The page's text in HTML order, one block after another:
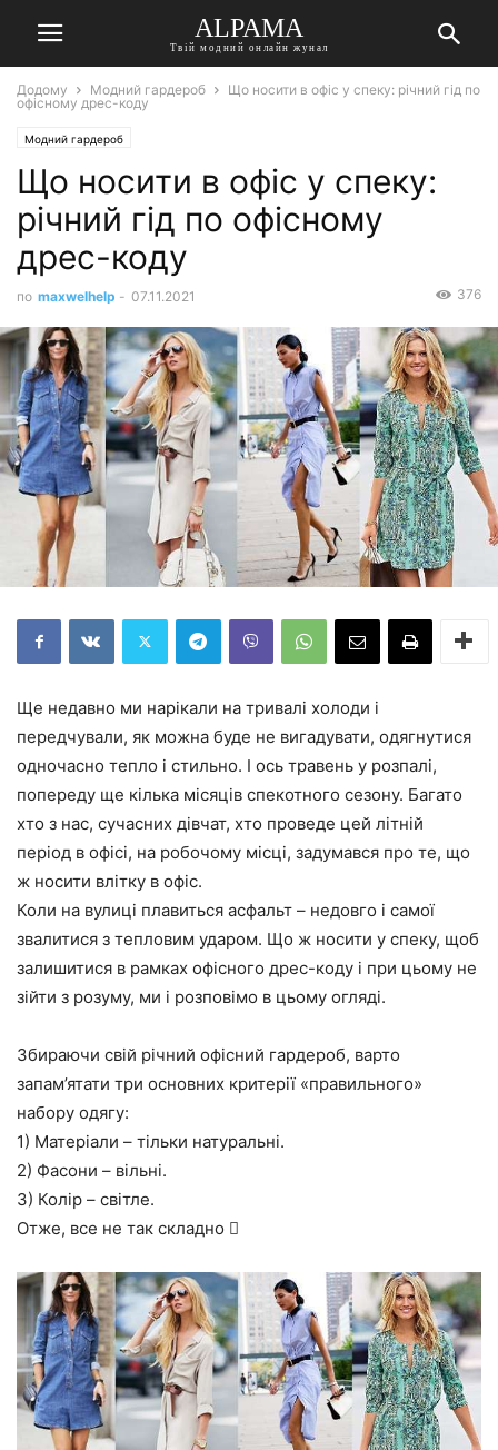
ALPAMA
Твій модний онлайн жунал
Додому Модний гардероб
Що носити в офіс у спеку: річний гід по
офісному дрес-коду
Модний гардероб
Що носити в офіс у спеку:
річний гід по офісному
дрес-коду
по maxwelhelp - 07.11.2021 376
Ще недавно ми нарікали на тривалі холоди і
передчували, як можна буде не вигадувати, одягнутися
одночасно тепло і стильно. І ось травень у розпалі,
попереду ще кілька місяців спекотного сезону. Багато
хто з нас, сучасних дівчат, хто проведе цей літній
період в офісі, на робочому місці, задумався про те, що
ж носити влітку в офіс.
Коли на вулиці плавиться асфальт – недовго і самої
звалитися з тепловим ударом. Що ж носити у спеку, щоб
залишитися в рамках офісного дрес-коду і при цьому не
зійти з розуму, ми і розповімо в цьому огляді.
Збираючи свій річний офісний гардероб, варто
запам’ятати три основних критерії «правильного»
набору одягу:
1) Матеріали – тільки натуральні.
2) Фасони – вільні.
3) Колір – світле.
Отже, все не так складно 